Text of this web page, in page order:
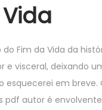
do Fim da Vida da
e visceral, deixando
esquecerei em breve.
pdf autor é